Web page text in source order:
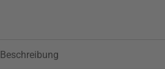
Beschreibung